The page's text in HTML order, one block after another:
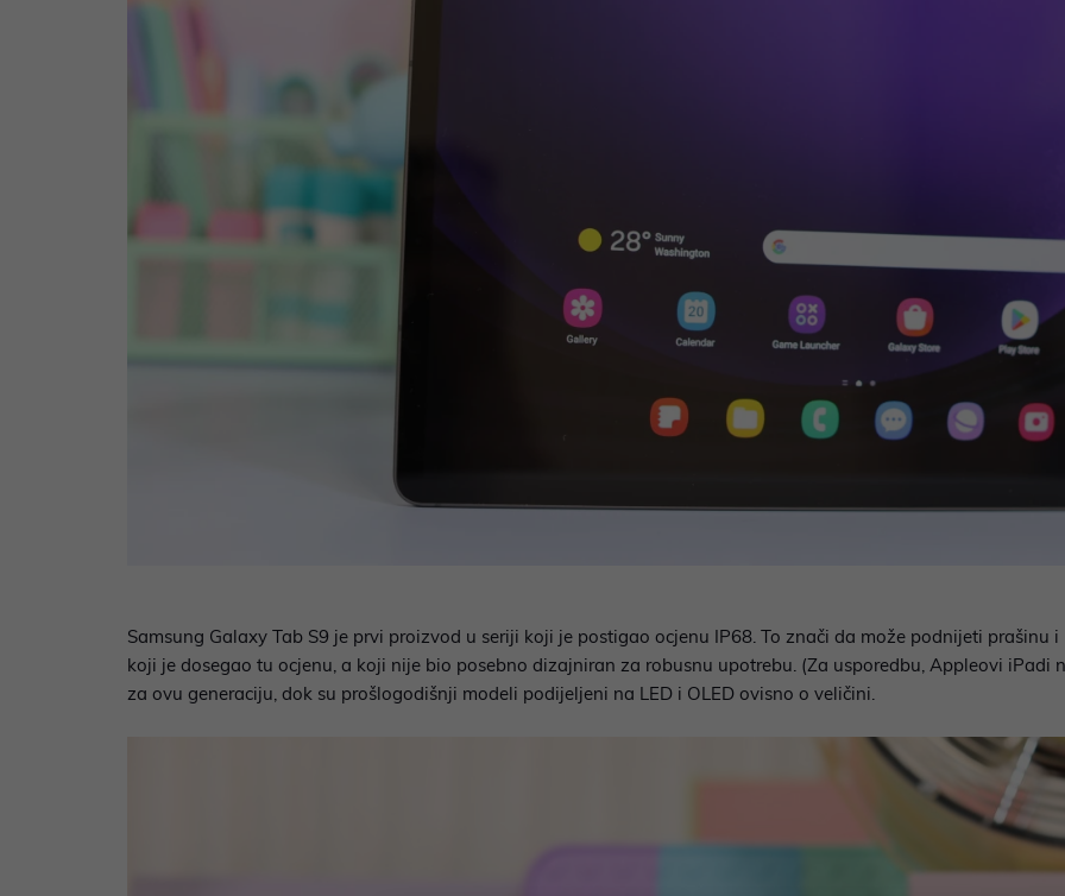
Samsung Galaxy Tab S9 je prvi proizvod u seriji koji je postigao ocjenu IP68. To znači da može podnijeti prašinu
koji je dosegao tu ocjenu, a koji nije bio posebno dizajniran za robusnu upotrebu. (Za usporedbu, Appleovi iPadi
za ovu generaciju, dok su prošlogodišnji modeli podijeljeni na LED i OLED ovisno o veličini.